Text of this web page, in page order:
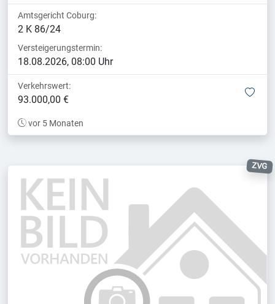
Amtsgericht Coburg:
2 K 86/24
Versteigerungstermin:
18.08.2026, 08:00 Uhr
Verkehrswert:
93.000,00 €
vor 5 Monaten
ZVG